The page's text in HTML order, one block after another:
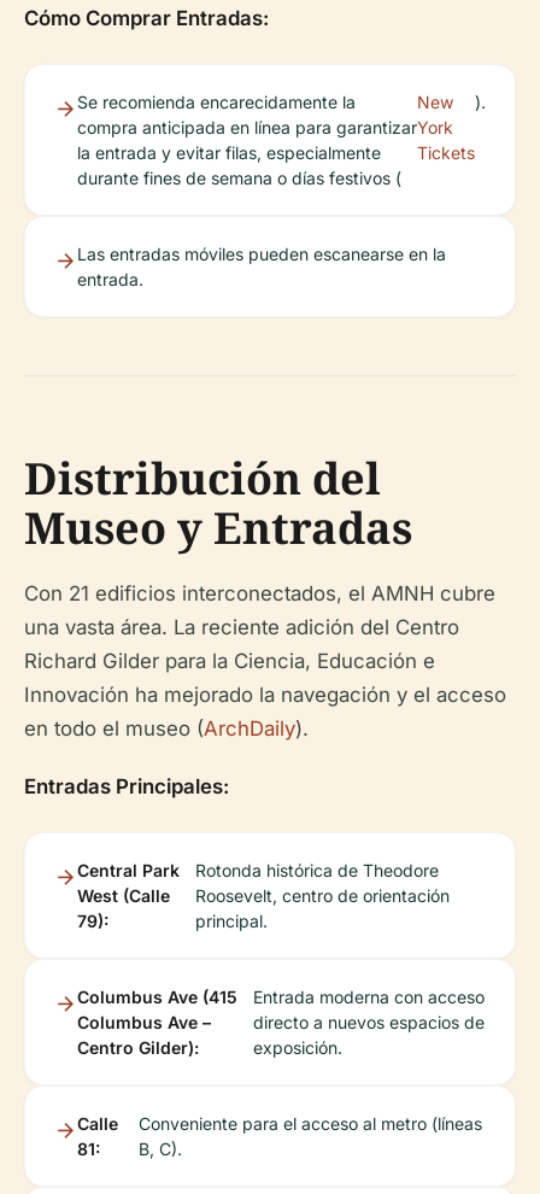
Cómo Comprar Entradas:
Se recomienda encarecidamente la
compra anticipada en línea para garantizar
la entrada y evitar filas, especialmente
durante fines de semana o días festivos (
New
York
Tickets
).
Las entradas móviles pueden escanearse en la
entrada.
Distribución del
Museo y Entradas
Con 21 edificios interconectados, el AMNH cubre
una vasta área. La reciente adición del Centro
Richard Gilder para la Ciencia, Educación e
Innovación ha mejorado la navegación y el acceso
en todo el museo (ArchDaily).
Entradas Principales:
Central Park
West (Calle
79):
Rotonda histórica de Theodore
Roosevelt, centro de orientación
principal.
Columbus Ave (415
Columbus Ave –
Centro Gilder):
Entrada moderna con acceso
directo a nuevos espacios de
exposición.
Calle
81:
Conveniente para el acceso al metro (líneas
B, C).